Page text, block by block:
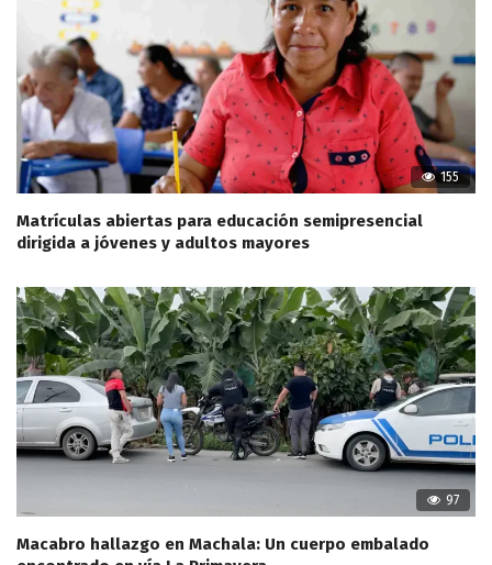
155
Matrículas abiertas para educación semipresencial
dirigida a jóvenes y adultos mayores
97
Macabro hallazgo en Machala: Un cuerpo embalado